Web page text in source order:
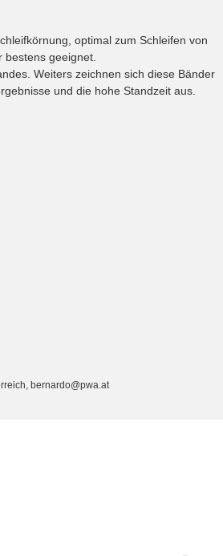
optimal zum Schleifen von
geeignet.
Weiters zeichnen sich diese Bänder
und die hohe Standzeit aus.
bernardo@pwa.at